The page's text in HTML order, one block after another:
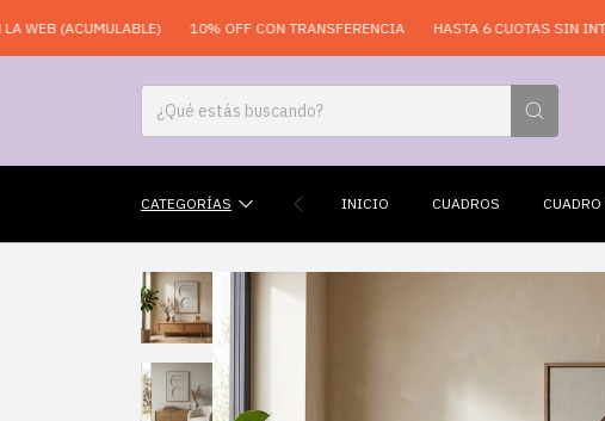
10% OFF CON TRANSFERENCIA HASTA 6 CUOTAS SIN INTERÉS
CATEGORÍAS INICIO CUADROS